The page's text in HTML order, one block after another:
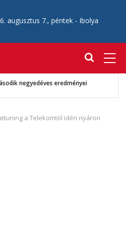
augusztus 7., péntek - Ibolya
negyedéves eredményei
a Telekomtól idén nyáron